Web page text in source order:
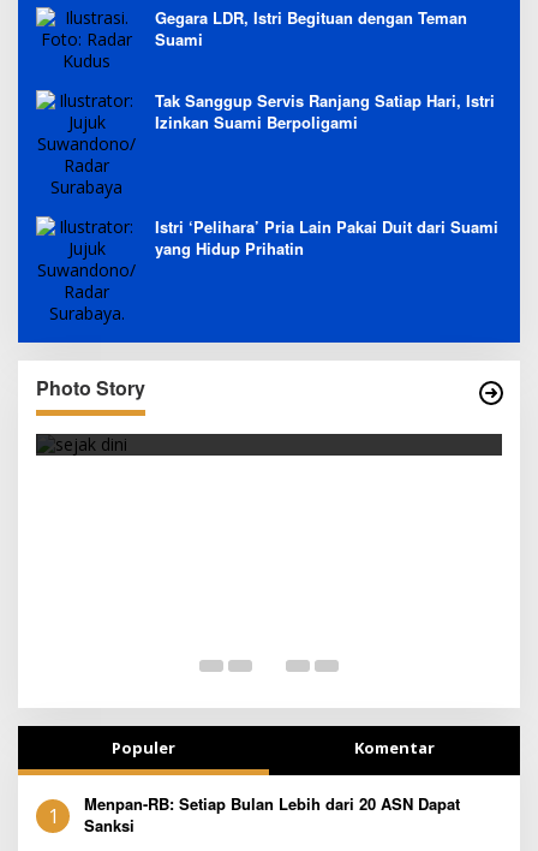
Gegara LDR, Istri Begituan dengan Teman
Suami
Tak Sanggup Servis Ranjang Satiap Hari, Istri
Izinkan Suami Berpoligami
Istri ‘Pelihara’ Pria Lain Pakai Duit dari Suami
yang Hidup Prihatin
Photo Story
SEJAK DINI
Populer Komentar
1
Menpan-RB: Setiap Bulan Lebih dari 20 ASN Dapat
Sanksi